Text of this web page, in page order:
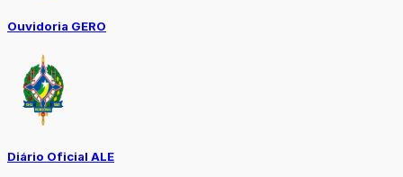
Ouvidoria GERO
Diário Oficial ALE